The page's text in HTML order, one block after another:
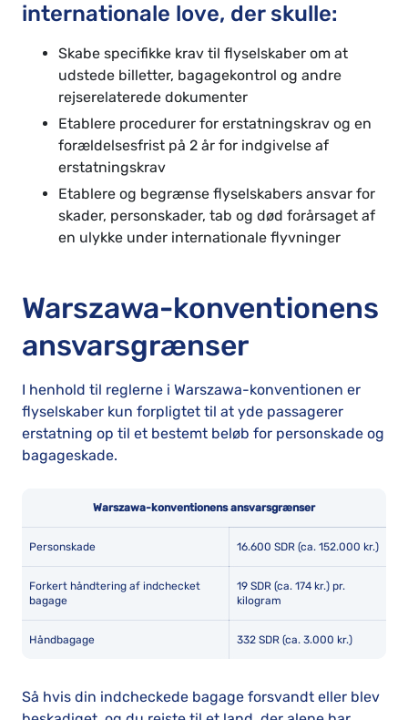
internationale love, der skulle:
Skabe specifikke krav til flyselskaber om at
udstede billetter, bagagekontrol og andre
rejserelaterede dokumenter
Etablere procedurer for erstatningskrav og en
forældelsesfrist på 2 år for indgivelse af
erstatningskrav
Etablere og begrænse flyselskabers ansvar for
skader, personskader, tab og død forårsaget af
en ulykke under internationale flyvninger
Warszawa-konventionens
ansvarsgrænser
I henhold til reglerne i Warszawa-konventionen er
flyselskaber kun forpligtet til at yde passagerer
erstatning op til et bestemt beløb for personskade og
bagageskade.
Warszawa-konventionens ansvarsgrænser
Personskade 16.600 SDR (ca. 152.000 kr.)
Forkert håndtering af indchecket
bagage
19 SDR (ca. 174 kr.) pr.
kilogram
Håndbagage 332 SDR (ca. 3.000 kr.)
Så hvis din indcheckede bagage forsvandt eller blev